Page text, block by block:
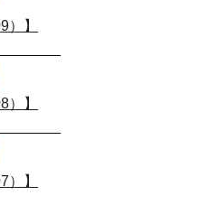
）】
）】
）】